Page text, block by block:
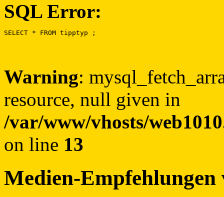
SQL Error:
SELECT * FROM tipptyp ;
Warning:
resource, null given in
/var/www/vhosts/
on line 13
Medien-